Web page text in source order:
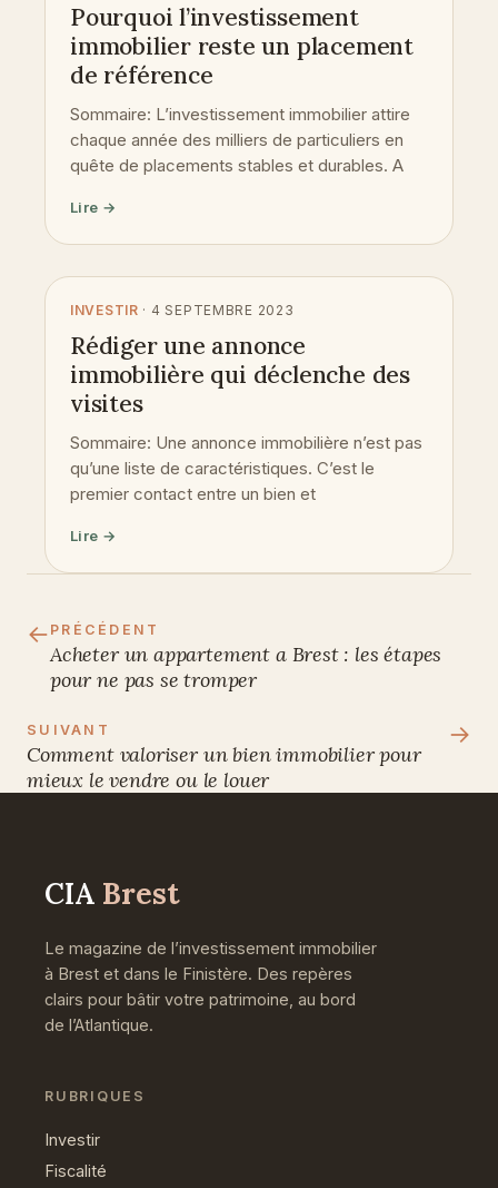
Pourquoi l’investissement
immobilier reste un placement
de référence
Sommaire: L’investissement immobilier attire
chaque année des milliers de particuliers en
quête de placements stables et durables. A
Lire →
INVESTIR · 4 SEPTEMBRE 2023
Rédiger une annonce
immobilière qui déclenche des
visites
Sommaire: Une annonce immobilière n’est pas
qu’une liste de caractéristiques. C’est le
premier contact entre un bien et
Lire →
← PRÉCÉDENT
Acheter un appartement a Brest : les étapes
pour ne pas se tromper
SUIVANT
Comment valoriser un bien immobilier pour
mieux le vendre ou le louer
→
CIA Brest
Le magazine de l’investissement immobilier
à Brest et dans le Finistère. Des repères
clairs pour bâtir votre patrimoine, au bord
de l’Atlantique.
RUBRIQUES
Investir
Fiscalité